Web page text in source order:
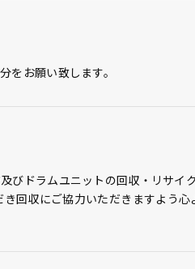
をお願い致します。
ドラムユニットの回収・リサイ
回収にご協力いただきますよう